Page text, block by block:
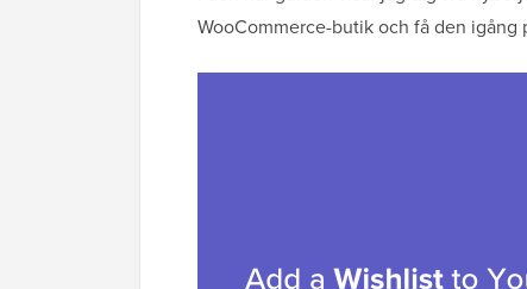
WooCommerce-butik och få den igång